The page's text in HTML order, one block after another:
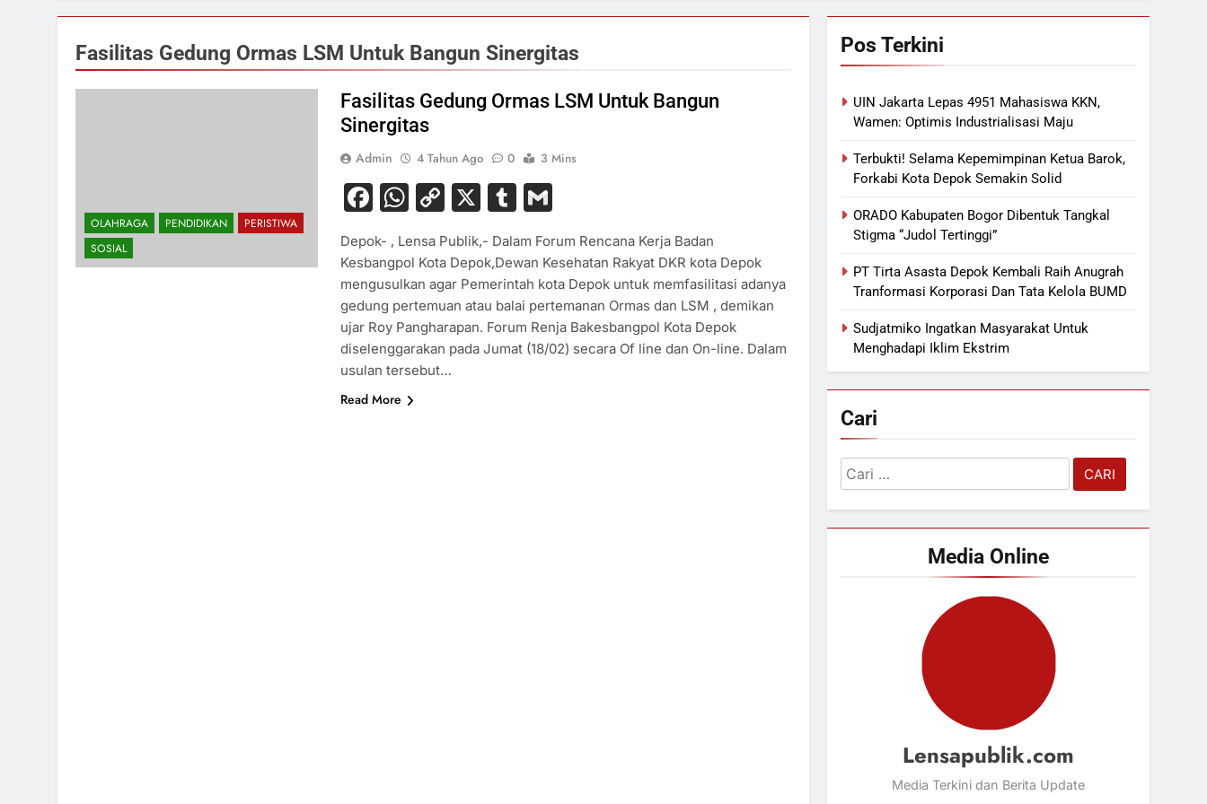
Fasilitas Gedung Ormas LSM Untuk Bangun Sinergitas
OLAHRAGA PENDIDIKAN
PERISTIWA
SOSIAL
Fasilitas Gedung Ormas LSM Untuk Bangun
Sinergitas
Admin 4 Tahun Ago 0 3 Mins
Facebook
WhatsApp
Copy
X Tumblr
Depok- , Lensa Publik,- Dalam Forum Rencana Kerja Badan
Kesbangpol Kota Depok,Dewan Kesehatan Rakyat DKR kota Depok
mengusulkan agar Pemerintah kota Depok untuk memfasilitasi adanya
gedung pertemuan atau balai pertemanan Ormas dan LSM , demikan
ujar Roy Pangharapan. Forum Renja Bakesbangpol Kota Depok
diselenggarakan pada Jumat (18/02) secara Of line dan On-line. Dalam
usulan tersebut…
Read More
Pos Terkini
UIN Jakarta Lepas 4951 Mahasiswa KKN,
Wamen: Optimis Industrialisasi Maju
Terbukti! Selama Kepemimpinan Ketua Barok,
Forkabi Kota Depok Semakin Solid
ORADO Kabupaten Bogor Dibentuk Tangkal
Stigma “Judol Tertinggi”
PT Tirta Asasta Depok Kembali Raih Anugrah
Tranformasi Korporasi Dan Tata Kelola BUMD
Sudjatmiko Ingatkan Masyarakat Untuk
Menghadapi Iklim Ekstrim
Cari
Cari
untuk:
Media Online
Lensapublik.com
Media Terkini dan Berita Update